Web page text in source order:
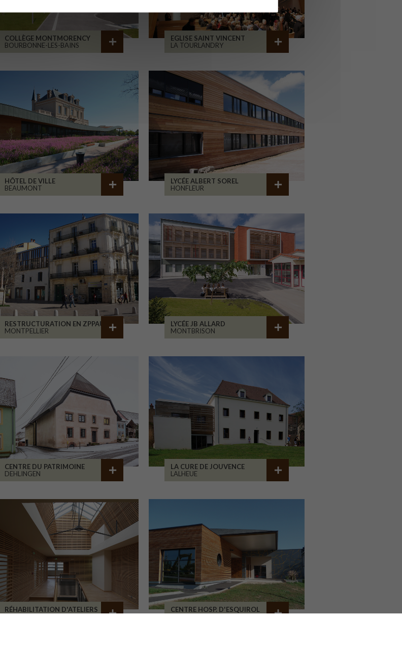
COLLÈGE MONTMORENCY
BOURBONNE-LES-BAINS
EGLISE SAINT VINCENT
LA TOURLANDRY
HÔTEL DE VILLE
BEAUMONT
LYCÉE ALBERT SOREL
HONFLEUR
RESTRUCTURATION EN ZPPAUP
MONTPELLIER
LYCÉE JB ALLARD
MONTBRISON
CENTRE DU PATRIMOINE
DEHLINGEN
LA CURE DE JOUVENCE
LALHEUE
RÉHABILITATION D'ATELIERS
CENTRE HOSP. D'ESQUIROL